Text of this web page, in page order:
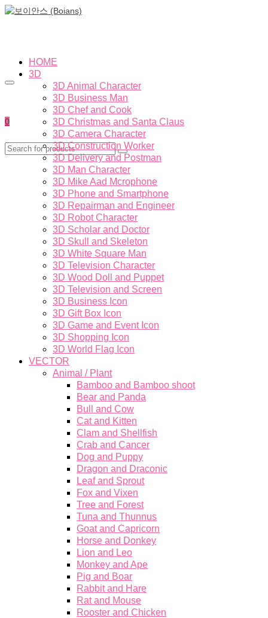
0
HOME
3D
3D Animal Character
3D Business Man
3D Chef and Cook
3D Christmas and Santa Claus
3D Camera Character
3D Construction Worker
3D Delivery and Postman
3D Man Character
3D Mike Aad Mcrophone
3D Phone and Smartphone
3D Repairman and Engineer
3D Robot Character
3D Scholar and Doctor
3D Skull and Skeleton
3D White Square Man
3D Television Character
3D Wood Doll and Puppet
3D Television and Screen
3D Business Icon
3D Gift Box Icon
3D Game and Event Icon
3D Shopping Icon
3D World Flag Icon
VECTOR
Animal / Plant
Bamboo and Bamboo shoot
Bear and Panda
Bull and Cow
Cat and Kitten
Clam and Shellfish
Crab and Cancer
Dog and Puppy
Dragon and Draconic
Leaf and Sprout
Fox and Vixen
Tree and Forest
Tuna and Thunnus
Goat and Capricorn
Horse and Donkey
Lion and Leo
Monkey and Ape
Pig and Boar
Rabbit and Hare
Rat and Mouse
Rooster and Chicken